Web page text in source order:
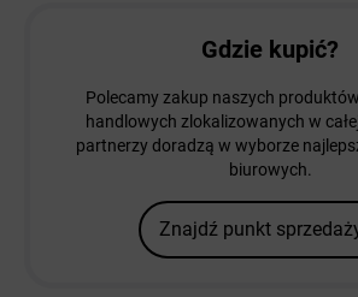
Gdzie kupić?
Polecamy zakup naszych
handlowych zlokalizowanych w
partnerzy doradzą w wyborze
biurowych.
Znajdź punkt